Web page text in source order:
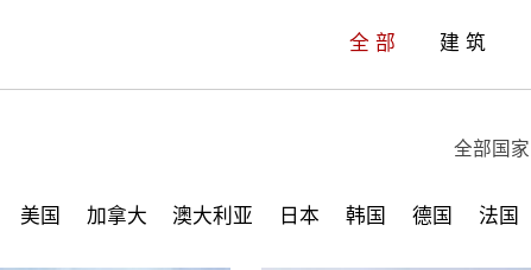
全 部 建 筑
全部国家
美国 加拿大 澳大利亚 日本 韩国 德国 法国